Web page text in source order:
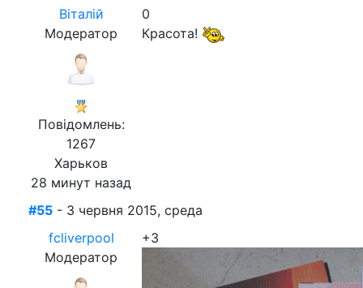
Віталій
Модератор
Повідомлень:
1267
Харьков
28 минут назад
0
Красота!
#55 - 3 червня 2015, среда
fcliverpool
Модератор
+3